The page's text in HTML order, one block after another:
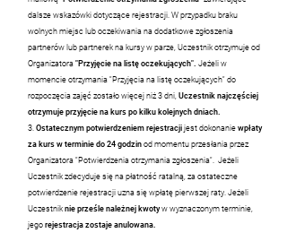
dalsze wskazówki dotyczące rejestracji. W przypadku braku
wolnych miejsc lub oczekiwania na dodatkowe zgłoszenia
partnerów lub partnerek na kursy w parze, Uczestnik otrzymuje od
Organizatora "Przyjęcie na listę oczekujących". Jeżeli w
momencie otrzymania "Przyjęcia na listę oczekujących" do
rozpoczęcia zajęć zostało więcej niż 3 dni, Uczestnik najczęściej
otrzymuje przyjęcie na kurs po kilku kolejnych dniach.
3. Ostatecznym potwierdzeniem rejestracji jest dokonanie wpłaty
za kurs w terminie do 24 godzin od momentu przesłania przez
Organizatora "Potwierdzenia otrzymania zgłoszenia". Jeżeli
Uczestnik zdecyduje się na płatność ratalną, za ostateczne
potwierdzenie rejestracji uzna się wpłatę pierwszej raty. Jeżeli
Uczestnik nie prześle należnej kwotyw wyznaczonym terminie,
jego rejestracja zostaje anulowana.